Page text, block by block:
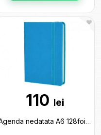
110 lei
Agenda nedatata A6 128foi Vivella (coperta tare) linie Albastru deschis O20390-11